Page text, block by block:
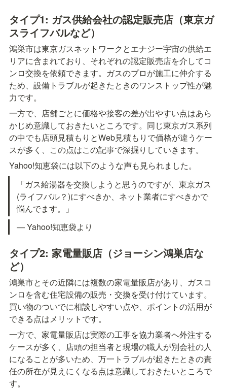
タイプ1: ガス供給会社の認定販売店（東京ガ
スライフバルなど）
鴻巣市は東京ガスネットワークとエナジー宇宙の供給エ
リアに含まれており、それぞれの認定販売店を介してコ
ンロ交換を依頼できます。ガスのプロが施工に仲介する
ため、設備トラブルが起きたときのワンストップ性が魅
力です。
一方で、店舗ごとに価格や接客の差が出やすい点はあら
かじめ意識しておきたいところです。同じ東京ガス系列
の中でも店頭見積もりとWeb見積もりで価格が違うケー
スが多く、この点はこの記事で深掘りしていきます。
Yahoo!知恵袋には以下のような声も見られました。
「ガス給湯器を交換しようと思うのですが、東京ガス
(ライフバル？)にすべきか、ネット業者にすべきかで
悩んでます。」
— Yahoo!知恵袋より
タイプ2: 家電量販店（ジョーシン鴻巣店な
ど）
鴻巣市とその近隣には複数の家電量販店があり、ガスコ
ンロを含む住宅設備の販売・交換を受け付けています。
買い物のついでに相談しやすい点や、ポイントの活用が
できる点はメリットです。
一方で、家電量販店は実際の工事を協力業者へ外注する
ケースが多く、店頭の担当者と現場の職人が別会社の人
になることが多いため、万一トラブルが起きたときの責
任の所在が見えにくなる点は意識しておきたいところで
す。